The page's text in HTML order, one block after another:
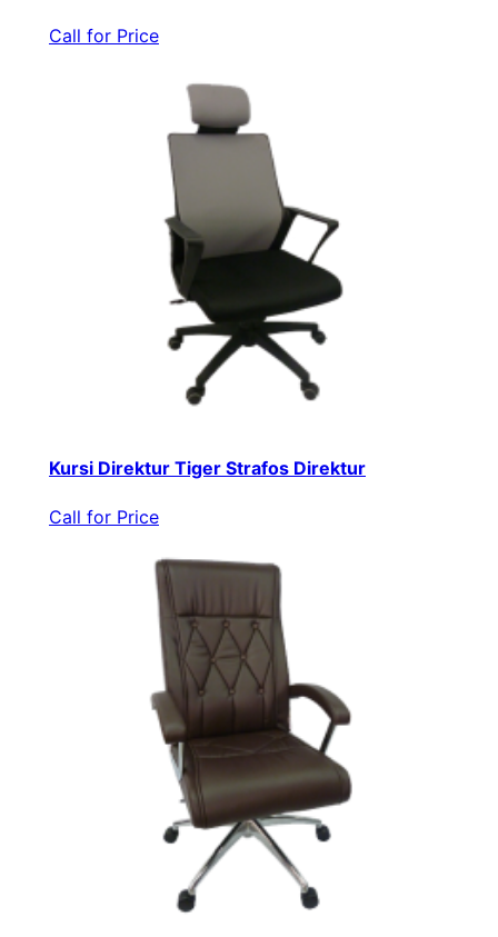
Call for Price
Kursi Direktur Tiger Strafos Direktur
Call for Price